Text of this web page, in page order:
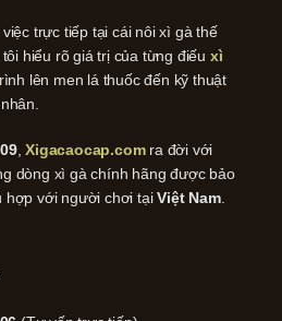
trực tiếp tại cái nôi xì gà thế
hiểu rõ giá trị của từng điếu xì
lên men lá thuốc đến kỹ thuật
,Xigacaocap.comra đời với
dòng xì gà chính hãng được bảo
hợp với người chơi tạiViệt Nam.